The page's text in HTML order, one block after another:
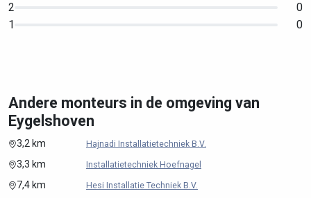
2
0
1
0
Andere monteurs in de omgeving van
Eygelshoven
3,2 km Hajnadi Installatietechniek B.V.
3,3 km Installatietechniek Hoefnagel
7,4 km Hesi Installatie Techniek B.V.